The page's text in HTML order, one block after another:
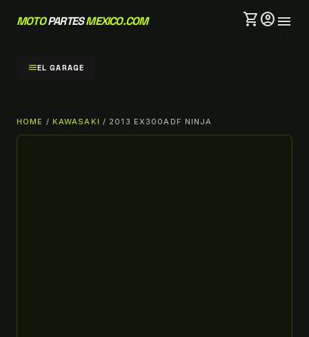
MOTOPARTESMEXICO.COM shopping_cartaccount_circlemenu
menuEL GARAGE
HOME / KAWASAKI / 2013 EX300ADF NINJA